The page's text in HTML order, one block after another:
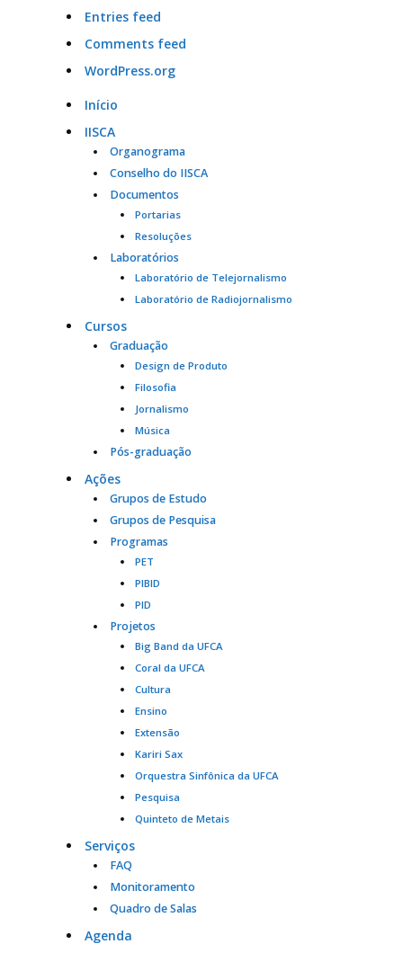
Entries feed
Comments feed
WordPress.org
Início
IISCA
Organograma
Conselho do IISCA
Documentos
Portarias
Resoluções
Laboratórios
Laboratório de Telejornalismo
Laboratório de Radiojornalismo
Cursos
Graduação
Design de Produto
Filosofia
Jornalismo
Música
Pós-graduação
Ações
Grupos de Estudo
Grupos de Pesquisa
Programas
PET
PIBID
PID
Projetos
Big Band da UFCA
Coral da UFCA
Cultura
Ensino
Extensão
Kariri Sax
Orquestra Sinfônica da UFCA
Pesquisa
Quinteto de Metais
Serviços
FAQ
Monitoramento
Quadro de Salas
Agenda